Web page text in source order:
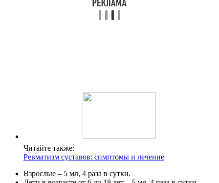
Читайте также:
Ревматизм суставов: симптомы и лечение
Взрослые – 5 мл, 4 раза в сутки.